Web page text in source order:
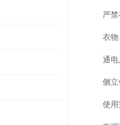
严禁在
衣物、
通电后
侧立使
使用完